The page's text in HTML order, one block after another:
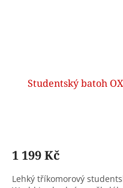
Studentský batoh
1 199 Kč
Lehký tříkomorový